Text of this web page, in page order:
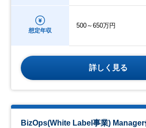
想定年収
500～650万円
詳しく見る
BizOps(White Label事業) Manager